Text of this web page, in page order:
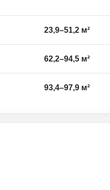
23,9–51,2 м²
62,2–94,5 м²
93,4–97,9 м²